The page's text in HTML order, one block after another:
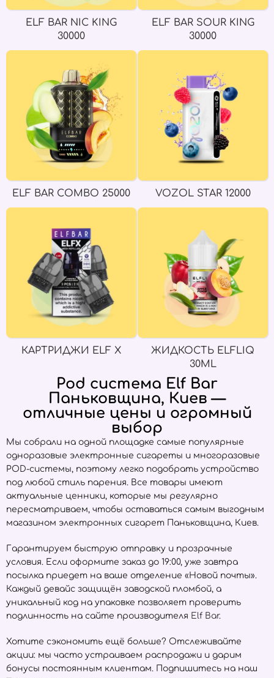
ELF BAR NIC KING
30000
ELF BAR SOUR KING
30000
ELF BAR COMBO 25000 VOZOL STAR 12000
КАРТРИДЖИ ELF X
ЖИДКОСТЬ ELFLIQ
30ML
Pod система Elf Bar
Паньковщина, Киев —
отличные цены и огромный
выбор
Мы собрали на одной площадке самые популярные
одноразовые электронные сигареты и многоразовые
POD-системы, поэтому легко подобрать устройство
под любой стиль парения. Все товары имеют
актуальные ценники, которые мы регулярно
пересматриваем, чтобы оставаться самым выгодным
магазином электронных сигарет Паньковщина, Киев.
Гарантируем быструю отправку и прозрачные
условия. Если оформите заказ до 19:00, уже завтра
посылка приедет на ваше отделение «Новой почты».
Каждый девайс защищён заводской пломбой, а
уникальный код на упаковке позволяет проверить
подлинность на сайте производителя Elf Bar.
Хотите сэкономить ещё больше? Отслеживайте
акции: мы часто устраиваем распродажи и дарим
бонусы постоянным клиентам. Подпишитесь на наш